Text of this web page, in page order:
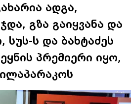
ადგა,
გზა გაიყვანა და
სუს-ს და ბახტაძეს
პრემიერი იყო,